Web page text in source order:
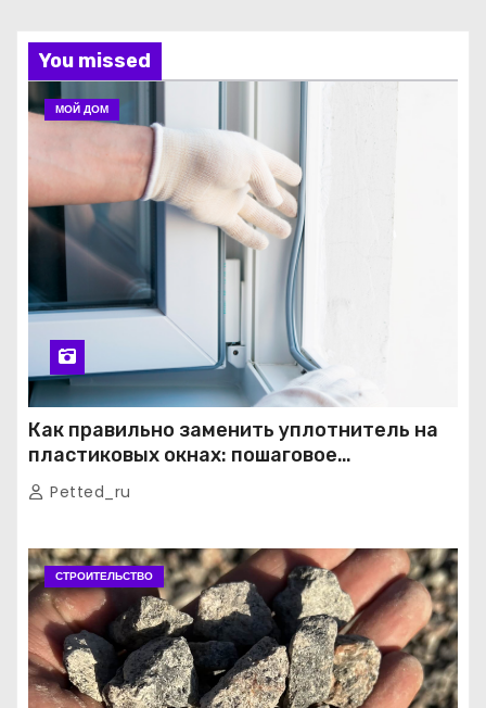
You missed
МОЙ ДОМ
Как правильно заменить уплотнитель на
пластиковых окнах: пошаговое
руководство от экспертов
Petted_ru
СТРОИТЕЛЬСТВО